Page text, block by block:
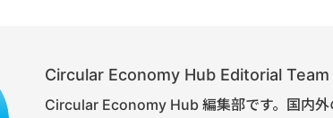
Circular Economy Hub Editorial Team
Circular Economy Hub 編集部です。国内